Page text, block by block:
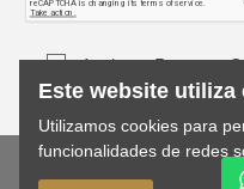
Aceito os Termos e
©2024 Lusijoia |
Este website utiliza
Utilizamos cookies para
funcionalidades de redes